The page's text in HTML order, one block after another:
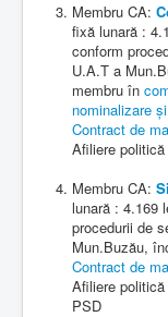
Membru CA:
fixă lunară :
conform
U.A.T a
membru în
nominalizare
Contract de
Afiliere
Membru CA:
lunară : 4.169
procedurii de
Mun.Buzău,
Contract de
Afiliere
PSD